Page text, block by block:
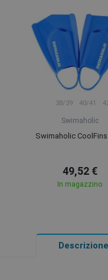
38/39 40/41
Swimaholic
Swimaholic
49,52 €
In magazzino
Descrizione